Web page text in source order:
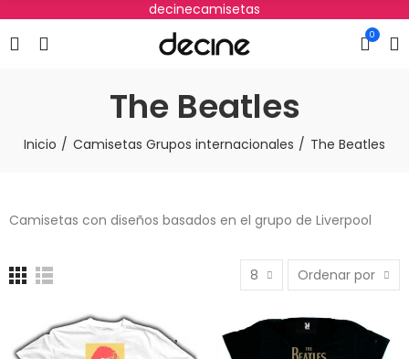
decinecamisetas
0
The Beatles
Inicio Camisetas Grupos internacionales The Beatles
Camisetas con diseños basados en el grupo de Liverpool
8 Ordenar por